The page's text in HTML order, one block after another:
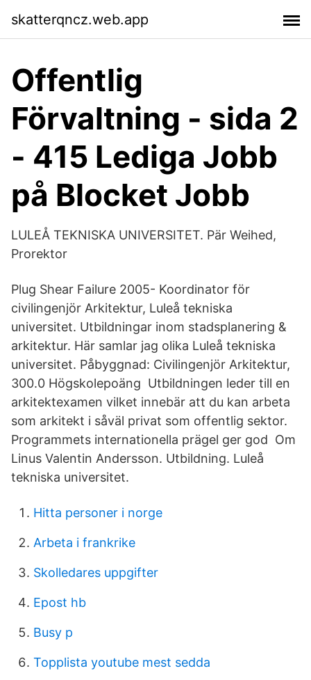
skatterqncz.web.app
Offentlig
Förvaltning - sida 2
- 415 Lediga Jobb
på Blocket Jobb
LULEÅ TEKNISKA UNIVERSITET. Pär Weihed,
Prorektor
Plug Shear Failure 2005- Koordinator för
civilingenjör Arkitektur, Luleå tekniska
universitet. Utbildningar inom stadsplanering &
arkitektur. Här samlar jag olika Luleå tekniska
universitet. Påbyggnad: Civilingenjör Arkitektur,
300.0 Högskolepoäng Utbildningen leder till en
arkitektexamen vilket innebär att du kan arbeta
som arkitekt i såväl privat som offentlig sektor.
Programmets internationella prägel ger god Om
Linus Valentin Andersson. Utbildning. Luleå
tekniska universitet.
Hitta personer i norge
Arbeta i frankrike
Skolledares uppgifter
Epost hb
Busy p
Topplista youtube mest sedda